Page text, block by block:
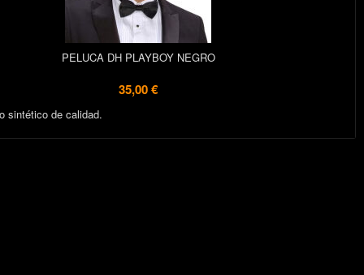
PELUCA DH PLAYBOY NEGRO
35,00 €
sintético de calidad.